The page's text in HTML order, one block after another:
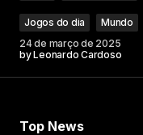
Jogos do dia
Mundo
24 de março de 2025
byLeonardo Cardoso
Top News